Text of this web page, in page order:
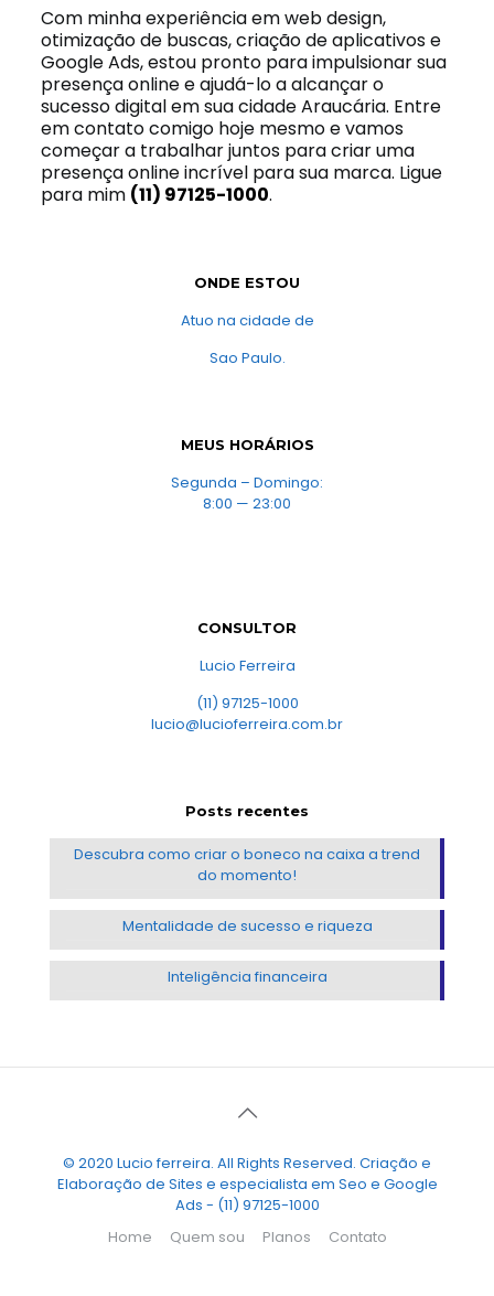
Com minha experiência em web design,
otimização de buscas, criação de aplicativos e
Google Ads, estou pronto para impulsionar sua
presença online e ajudá-lo a alcançar o
sucesso digital em sua cidade Araucária. Entre
em contato comigo hoje mesmo e vamos
começar a trabalhar juntos para criar uma
presença online incrível para sua marca. Ligue
para mim (11) 97125-1000.
ONDE ESTOU
Atuo na cidade de
Sao Paulo.
MEUS HORÁRIOS
Segunda – Domingo:
8:00 — 23:00
CONSULTOR
Lucio Ferreira
(11) 97125-1000
lucio@lucioferreira.com.br
Posts recentes
Descubra como criar o boneco na caixa a trend
do momento!
Mentalidade de sucesso e riqueza
Inteligência financeira
© 2020 Lucio ferreira. All Rights Reserved. Criação e
Elaboração de Sites e especialista em Seo e Google
Ads - (11) 97125-1000
Home
Quem sou Planos Contato